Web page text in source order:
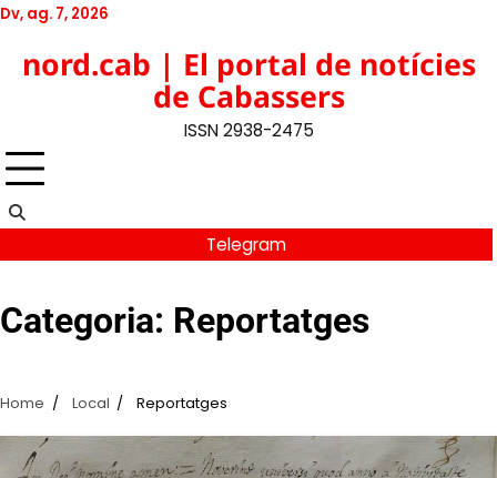
Skip
content
Dv, ag. 7, 2026
Facebook
YouTube
Instagram
nord.cab | El portal de notícies
de Cabassers
ISSN 2938-2475
Telegram
Categoria: Reportatges
Home Local Reportatges